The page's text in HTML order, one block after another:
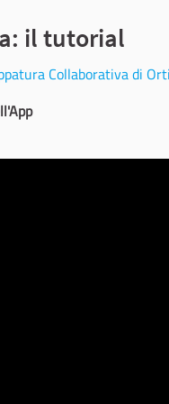
il tutorial
Collaborativa di